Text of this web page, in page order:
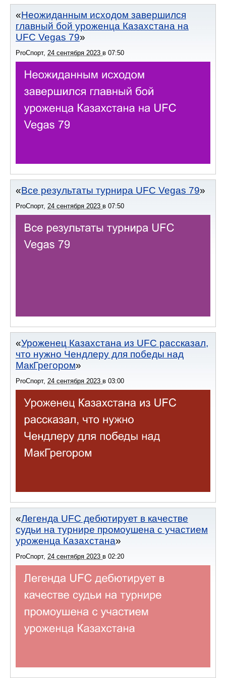
Неожиданным исходом завершился
главный бой уроженца Казахстана на
UFC Vegas 79
ProСпорт, 24 сентября 2023 в 07:50
Все результаты турнира UFC Vegas 79
ProСпорт, 24 сентября 2023 в 07:50
Уроженец Казахстана из UFC рассказал,
что нужно Чендлеру для победы над
МакГрегором
ProСпорт, 24 сентября 2023 в 03:00
Легенда UFC дебютирует в качестве
судьи на турнире промоушена с участием
уроженца Казахстана
ProСпорт, 24 сентября 2023 в 02:20